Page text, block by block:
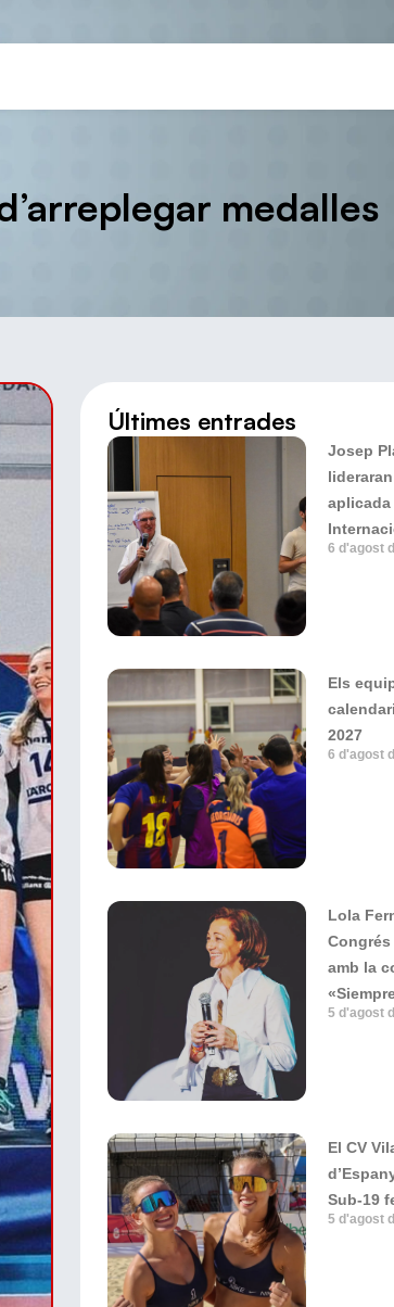
medalles
Últimes entrades
Josep
aplicada
6 d'agost
Els
2027
6 d'agost
Lola
amb la
5 d'agost
El CV
Sub-19
5 d'agost